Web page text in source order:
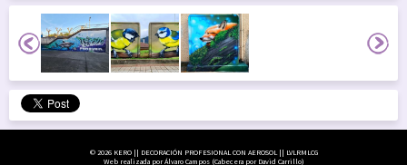
© 2026 KERO || DECORACIÓN PROFESIONAL CON AEROSOL || LVLRMLCG
Web realizada por Álvaro Campos (Cabecera por David Carrillo)